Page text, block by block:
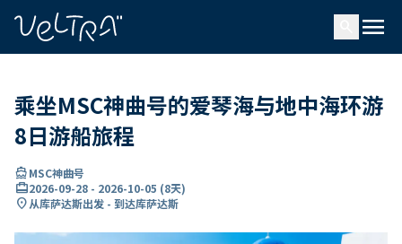
menu
乘坐MSC神曲号的爱琴海与地中海环游
8日游船旅程
directions_boatMSC神曲号
card_travel2026-09-28 - 2026-10-05 (8天)
location_on从库萨达斯出发 - 到达库萨达斯